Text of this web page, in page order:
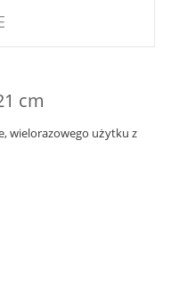
cm
wielorazowego użytku z